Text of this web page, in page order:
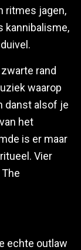
ritmes jagen,
kannibalisme,
rand
waarop
danst alsof je
het
is er maar
Vier
echte outlaw